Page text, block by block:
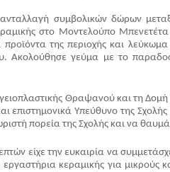
συμβολικών δώρων
στο Μοντελούπο
της περιοχής και
Ακολούθησε γεύμα με το
Θραψανού και τη
επιστημονικά Υπεύθυνο της
πορεία της Σχολής και να
είχε την ευκαιρία να
κεραμικής για μικρούς